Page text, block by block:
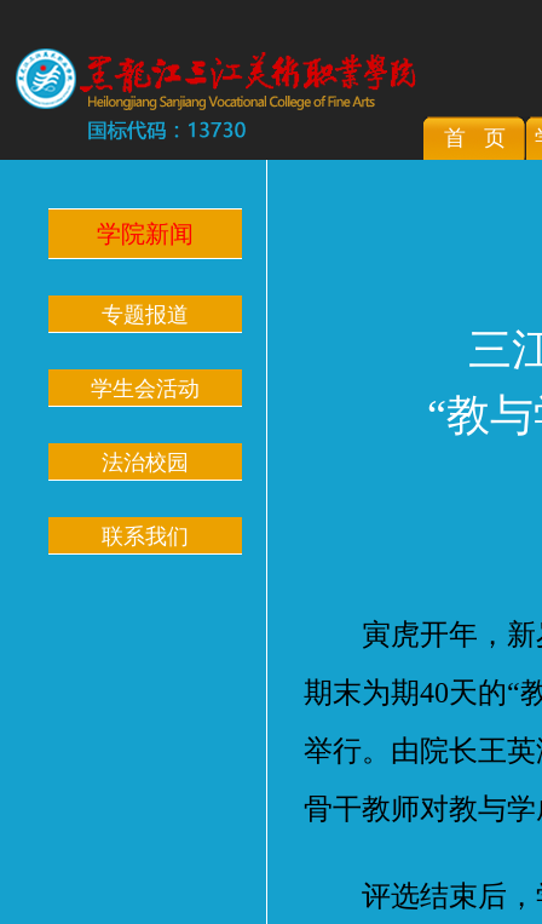
首 页
学院新闻
专题报道
学生会活动
法治校园
联系我们
三
“教
寅虎开年，新
期末为期40天的“
举行。由院长王
骨干教师对教与
评选结束后，